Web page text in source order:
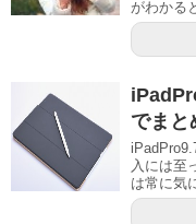
がわかる
でまと
入には至
は常に気